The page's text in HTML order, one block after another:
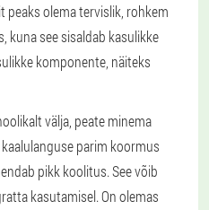
peaks olema tervislik, rohkem
kuna see sisaldab kasulikke
komponente, näiteks
välja, peate minema
parim koormus
pikk koolitus. See võib
kasutamisel. On olemas